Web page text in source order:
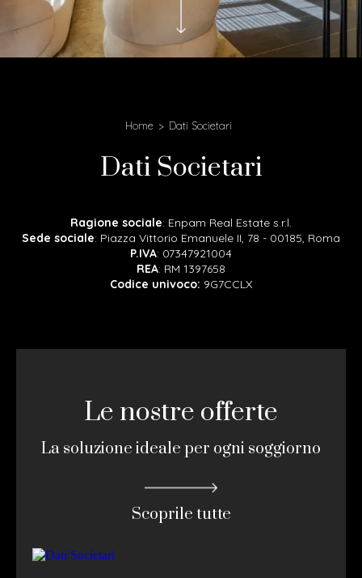
Home Dati Societari
Dati Societari
Ragione sociale: Enpam Real Estate s.r.l.
Sede sociale: Piazza Vittorio Emanuele II, 78 - 00185, Roma
P.IVA: 07347921004
REA: RM 1397658
Codice univoco: 9G7CCLX
Le nostre offerte
La soluzione ideale per ogni soggiorno
Scoprile tutte